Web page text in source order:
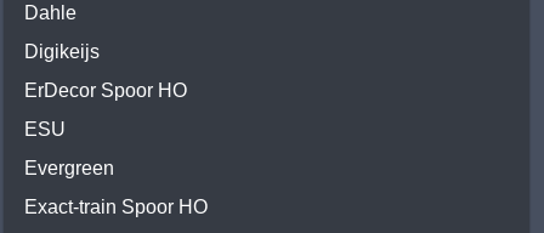
Dahle
Digikeijs
ErDecor Spoor HO
ESU
Evergreen
Exact-train Spoor HO